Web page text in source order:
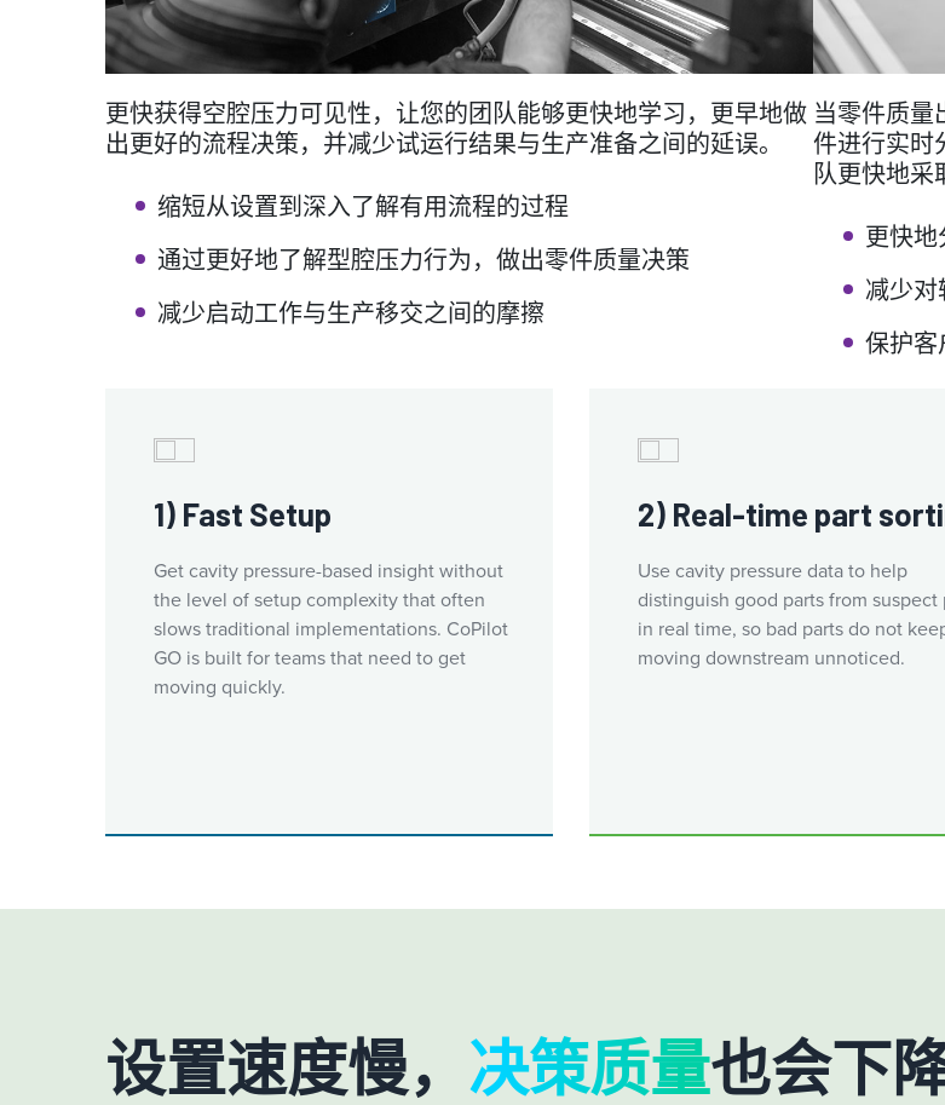
更快获得空腔压力可见性，让您的团队能够更快地学习，更早地做
出更好的流程决策，并减少试运行结果与生产准备之间的延误。
缩短从设置到深入了解有用流程的过程
通过更好地了解型腔压力行为，做出零件质量决策
减少启动工作与生产移交之间的摩擦
当零件质量
件进行实时
队更快地采
更快
减少
保护
1) Fast Setup
Get cavity pressure-based insight without
the level of setup complexity that often
slows traditional implementations. CoPilot
GO is built for teams that need to get
moving quickly.
2) Real-time part
Use cavity pressure data to help
distinguish good parts from suspect
in real time, so bad parts do not
moving downstream unnoticed.
设置速度慢， 决策质量也会下